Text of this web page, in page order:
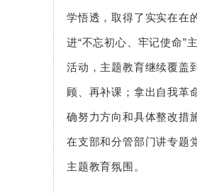
学悟透，取得了实实在在
进“不忘初心、牢记使命”
活动，主题教育继续覆盖
顾、再补课；拿出自我革
确努力方向和具体整改措
在支部和分管部门讲专题
主题教育氛围。